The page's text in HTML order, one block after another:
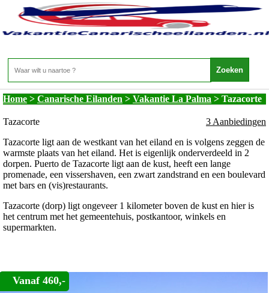
Vakantie Canarische Eilanden - Vakantie La
Home > Canarische Eilanden > Vakantie La Palma > Tazacorte
Tazacorte
3 Aanbiedingen
Tazacorte ligt aan de westkant van het eiland en is volgens zeggen de
warmste plaats van het eiland. Het is eigenlijk onderverdeeld in 2
dorpen. Puerto de Tazacorte ligt aan de kust, heeft een lange
promenade, een vissershaven, een zwart zandstrand en een boulevard
met bars en (vis)restaurants.
Tazacorte (dorp) ligt ongeveer 1 kilometer boven de kust en hier is
het centrum met het gemeentehuis, postkantoor, winkels en
supermarkten.
Vanaf 460,-